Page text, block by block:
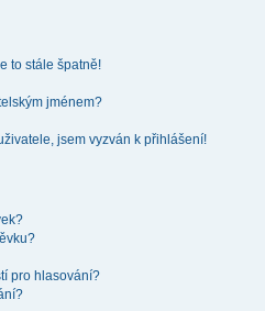
to stále špatně!
jménem?
jsem vyzván k přihlášení!
pro hlasování?